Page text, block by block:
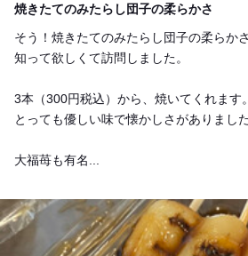
焼きたてのみたらし団子の柔らかさ
そう！焼きたてのみたらし団子の柔らか
知って欲しくて訪問しました。
3本（300円税込）から、焼いてくれます。
とっても優しい味で懐かしさがありました
大福苺も有名...